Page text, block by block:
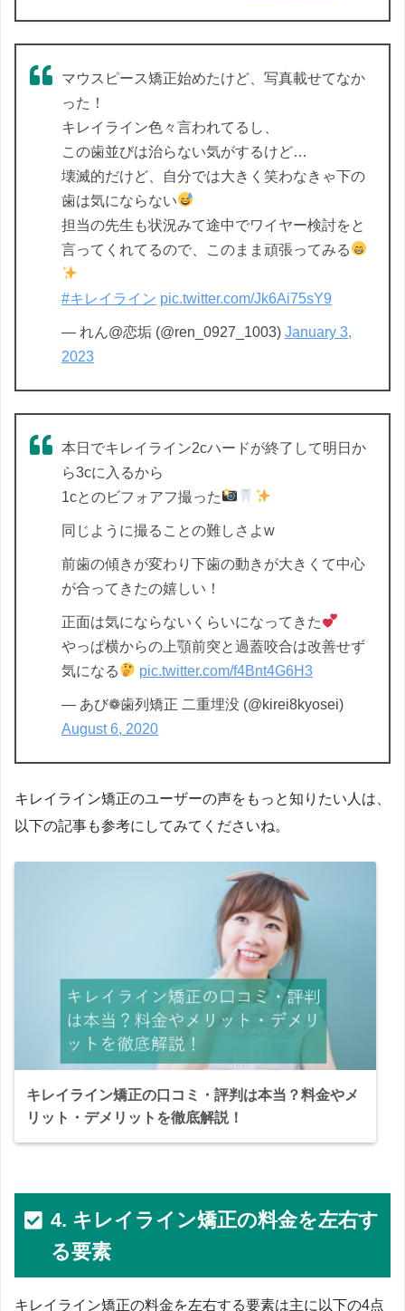
マウスピース矯正始めたけど、写真載せてなか
った！
キレイライン色々言われてるし、
この歯並びは治らない気がするけど…
壊滅的だけど、自分では大きく笑わなきゃ下の
歯は気にならない
担当の先生も状況みて途中でワイヤー検討をと
言ってくれてるので、このまま頑張ってみる
#キレイライン pic.twitter.com/Jk6Ai75sY9
— れん@恋垢 (@ren_0927_1003) January 3,
2023
本日でキレイライン2cハードが終了して明日か
ら3cに入るから
1cとのビフォアフ撮った
同じように撮ることの難しさよw
前歯の傾きが変わり下歯の動きが大きくて中心
が合ってきたの嬉しい！
正面は気にならないくらいになってきた
やっぱ横からの上顎前突と過蓋咬合は改善せず
気になる
pic.twitter.com/f4Bnt4G6H3
— あび❁歯列矯正 二重埋没 (@kirei8kyosei)
August 6, 2020
キレイライン矯正のユーザーの声をもっと知りたい人は、
以下の記事も参考にしてみてくださいね。
キレイライン矯正の口コミ・評判は本当？料金やメ
リット・デメリットを徹底解説！
4. キレイライン矯正の料金を左右す
る要素
キレイライン矯正の料金を左右する要素は主に以下の4点